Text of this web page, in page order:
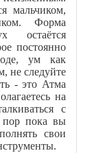
мальчиком,
Форма
остаётся
постоянно
ум как
не следуйте
- это Атма
на
с
пор пока вы
свои